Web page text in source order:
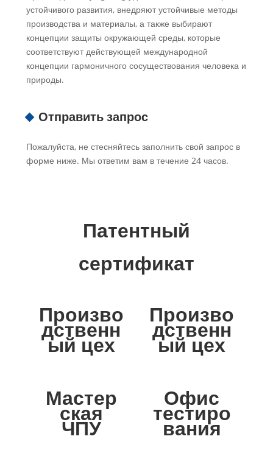
устойчивого развития, внедряют устойчивые методы
производства и материалы, а также выбирают
концепции защиты окружающей среды, которые
соответствуют действующей международной
концепции гармоничного сосуществования человека и
природы.
Отправить запрос
Пожалуйста, не стесняйтесь заполнить свой запрос в
форме ниже. Мы ответим вам в течение 24 часов.
Патентный
сертификат
Произво
дственн
ый цех
Произво
дственн
ый цех
Мастер
ская
ЧПУ
Офис
тестиро
вания